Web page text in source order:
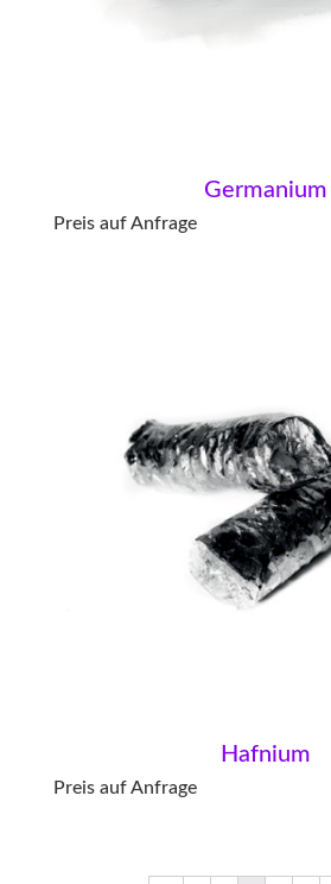
Germanium
Preis auf Anfrage
Hafnium
Preis auf Anfrage